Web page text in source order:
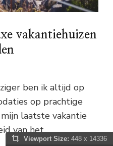
vakantiehuizen
ben ik altijd op
op prachtige
laatste vakantie
van het …
Viewport Size: 448 x 14336